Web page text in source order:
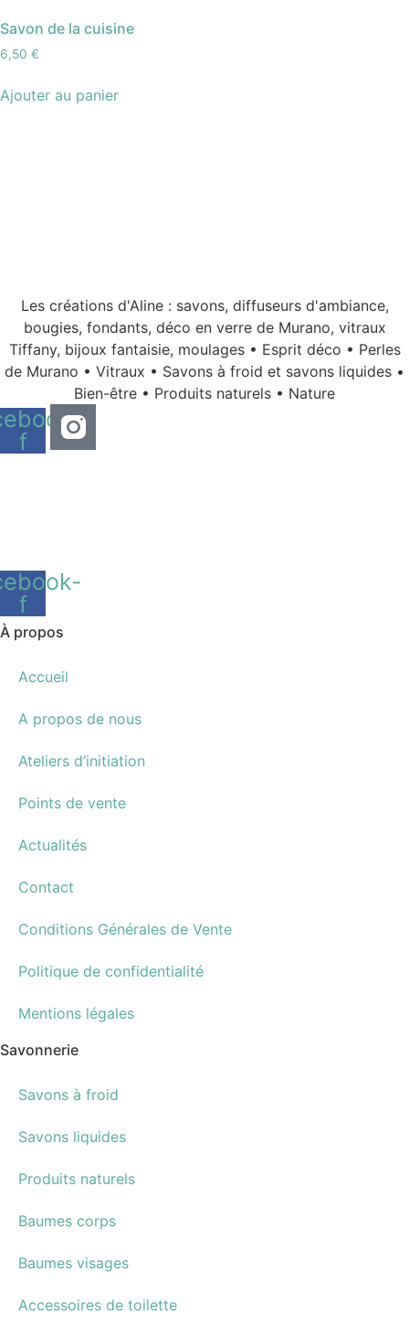
Savon de la cuisine
6,50 €
Ajouter au panier
Les créations d'Aline : savons, diffuseurs d'ambiance,
bougies, fondants, déco en verre de Murano, vitraux
Tiffany, bijoux fantaisie, moulages • Esprit déco • Perles
de Murano • Vitraux • Savons à froid et savons liquides •
Bien-être • Produits naturels • Nature
f
f
À propos
Accueil
A propos de nous
Ateliers d’initiation
Points de vente
Actualités
Contact
Conditions Générales de Vente
Politique de confidentialité
Mentions légales
Savonnerie
Savons à froid
Savons liquides
Produits naturels
Baumes corps
Baumes visages
Accessoires de toilette